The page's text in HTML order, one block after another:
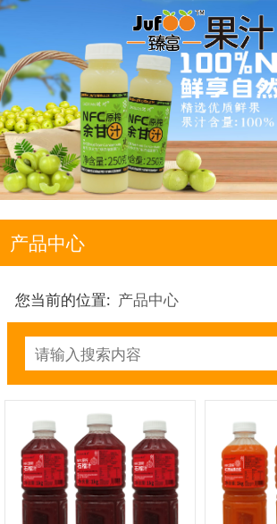
产品中心
您当前的位置: 产品中心